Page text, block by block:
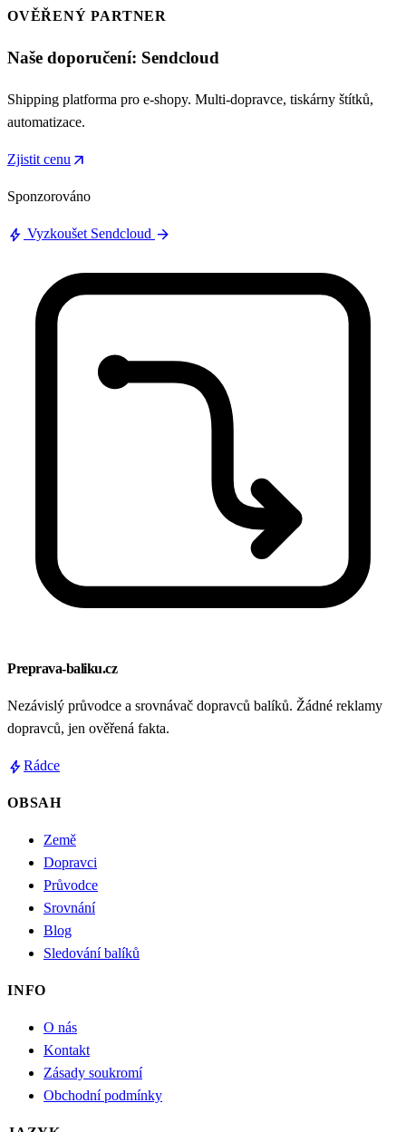
OVĚŘENÝ PARTNER
Naše doporučení: Sendcloud
Shipping platforma pro e-shopy. Multi-dopravce, tiskárny štítků,
automatizace.
Zjistit cenu arrow_outward
Sponzorováno
bolt Vyzkoušet Sendcloud arrow_forward
Preprava-baliku.cz
Nezávislý průvodce a srovnávač dopravců balíků. Žádné reklamy
dopravců, jen ověřená fakta.
boltRádce
OBSAH
Země
Dopravci
Průvodce
Srovnání
Blog
Sledování balíků
INFO
O nás
Kontakt
Zásady soukromí
Obchodní podmínky